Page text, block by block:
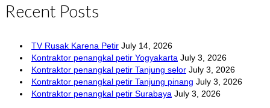
Recent Posts
TV Rusak Karena Petir July 14, 2026
Kontraktor penangkal petir Yogyakarta July 3, 2026
Kontraktor penangkal petir Tanjung selor July 3, 2026
Kontraktor penangkal petir Tanjung pinang July 3, 2026
Kontraktor penangkal petir Surabaya July 3, 2026